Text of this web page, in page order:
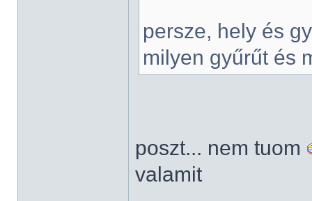
persze, hely és
milyen gyűrűt és
poszt... nem tuom
valamit